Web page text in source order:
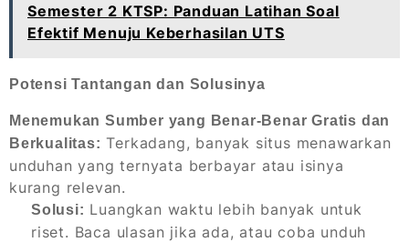
Semester 2 KTSP: Panduan Latihan Soal
Efektif Menuju Keberhasilan UTS
Potensi Tantangan dan Solusinya
Menemukan Sumber yang Benar-Benar Gratis dan
Berkualitas: Terkadang, banyak situs menawarkan
unduhan yang ternyata berbayar atau isinya
kurang relevan.
Solusi: Luangkan waktu lebih banyak untuk
riset. Baca ulasan jika ada, atau coba unduh